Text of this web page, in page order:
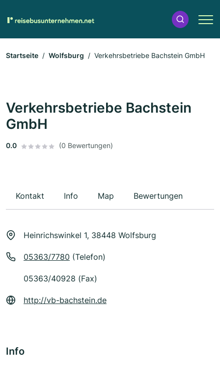
Startseite Wolfsburg Verkehrsbetriebe Bachstein GmbH
Verkehrsbetriebe Bachstein
GmbH
0.0 (0 Bewertungen)
Kontakt Info Map Bewertungen
Heinrichswinkel 1, 38448 Wolfsburg
05363/7780 (Telefon)
05363/40928 (Fax)
http://vb-bachstein.de
Info